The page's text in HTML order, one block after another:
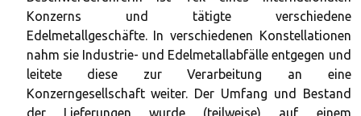
Konzerns und tätigte verschiedene
Edelmetallgeschäfte. In verschiedenen Konstellationen
nahm sie Industrie- und Edelmetallabfälle entgegen und
leitete diese zur Verarbeitung an eine
Konzerngesellschaft weiter. Der Umfang und Bestand
der Lieferungen wurde (teilweise) auf einem